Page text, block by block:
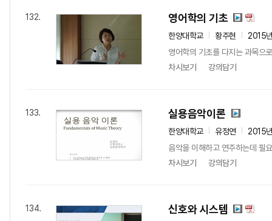
132. 영어학의 기초
한양대학교 황주현
2015
영어학의 기초를 다지는 과목으
차시보기
강의담기
133. 실용음악이론
한양대학교 유정연
2015
음악을 이해하고 연주하는데 필
차시보기
강의담기
134. 신호와 시스템